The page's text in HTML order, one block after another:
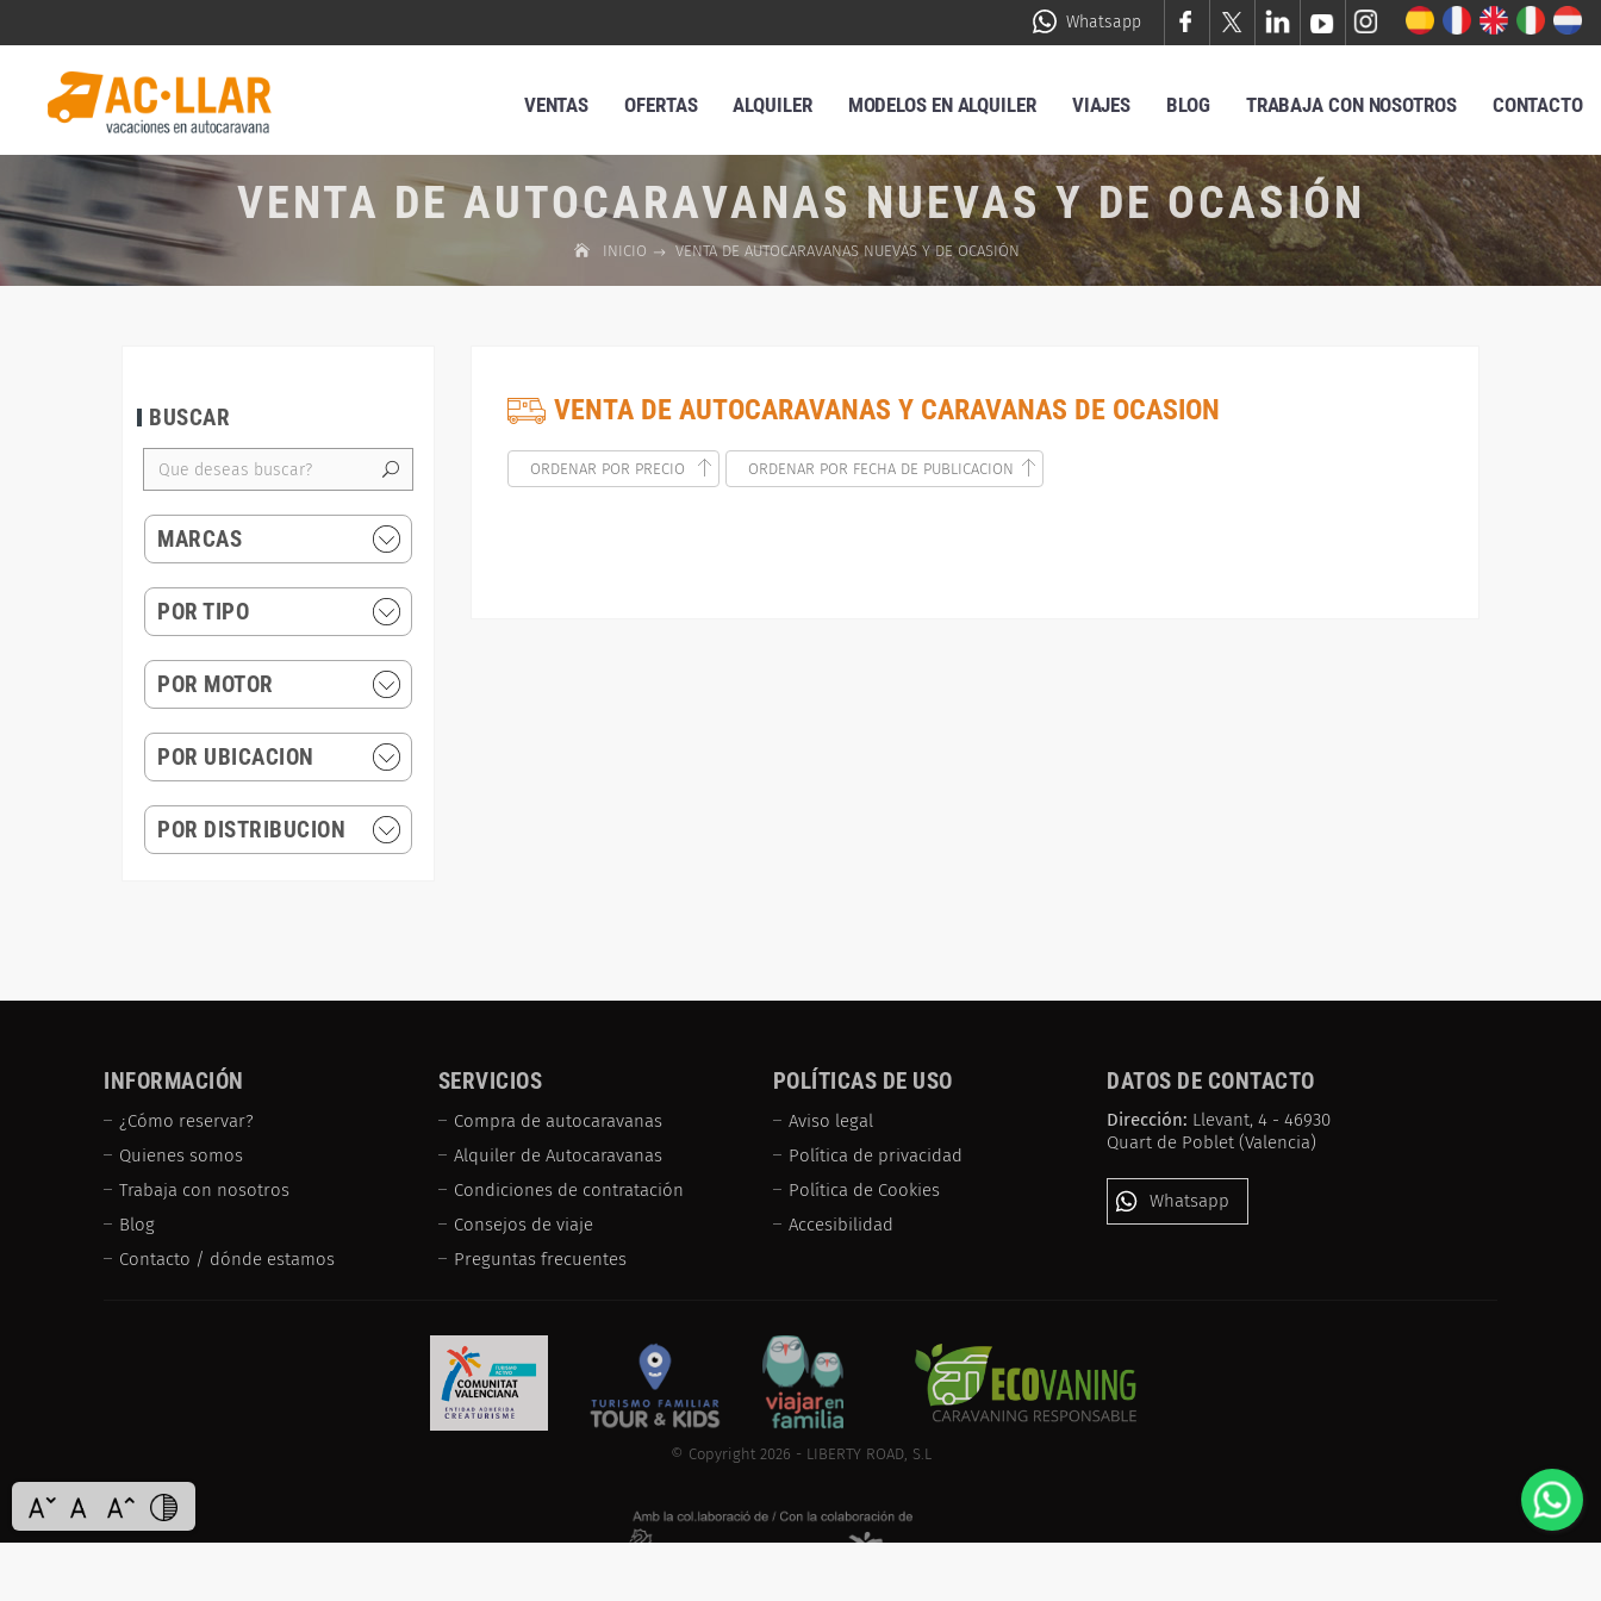
Whatsapp
VENTAS OFERTAS ALQUILER MODELOS EN ALQUILER VIAJES BLOG TRABAJA CON NOSOTROS CONTACTO
VENTA DE AUTOCARAVANAS NUEVAS Y DE OCASIÓN
INICIO VENTA DE AUTOCARAVANAS NUEVAS Y DE OCASIÓN
BUSCAR
MARCAS
POR TIPO
POR MOTOR
POR UBICACION
POR DISTRIBUCION
VENTA DE AUTOCARAVANAS Y CARAVANAS DE OCASION
ORDENAR POR PRECIO ORDENAR POR FECHA DE PUBLICACION
INFORMACIÓN
¿Cómo reservar?
Quienes somos
Trabaja con nosotros
Blog
Contacto / dónde estamos
SERVICIOS
Compra de autocaravanas
Alquiler de Autocaravanas
Condiciones de contratación
Consejos de viaje
Preguntas frecuentes
POLÍTICAS DE USO
Aviso legal
Política de privacidad
Política de Cookies
Accesibilidad
DATOS DE CONTACTO
Dirección: Llevant, 4 - 46930
Quart de Poblet (Valencia)
Whatsapp
© Copyright 2026 - LIBERTY ROAD, S.L